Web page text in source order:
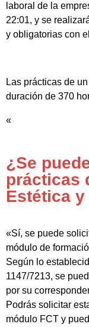
laboral de la
22:01, y se
y obligatorias con
Las prácticas de
duración de 370
«
¿Se
prácticas
Estética y
«Sí, se puede
módulo de
Según lo
1147/7213, se
por su
Podrás solicitar
módulo FCT y